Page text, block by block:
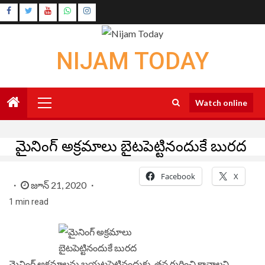
Skip
to
Instagram
NIJAM TODAY
Menu
Watch online
మైనింగ్ అక్రమాలు బైటపెట్టినందుకే బురద
జూన్ 21, 2020
1 min read
Facebook X